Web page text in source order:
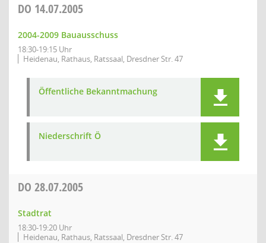
DO 14.07.2005
2004-2009 Bauausschuss
18:30-19:15 Uhr
Heidenau, Rathaus, Ratssaal, Dresdner Str. 47
Öffentliche Bekanntmachung
Niederschrift Ö
DO 28.07.2005
Stadtrat
18:30-19:20 Uhr
Heidenau, Rathaus, Ratssaal, Dresdner Str. 47